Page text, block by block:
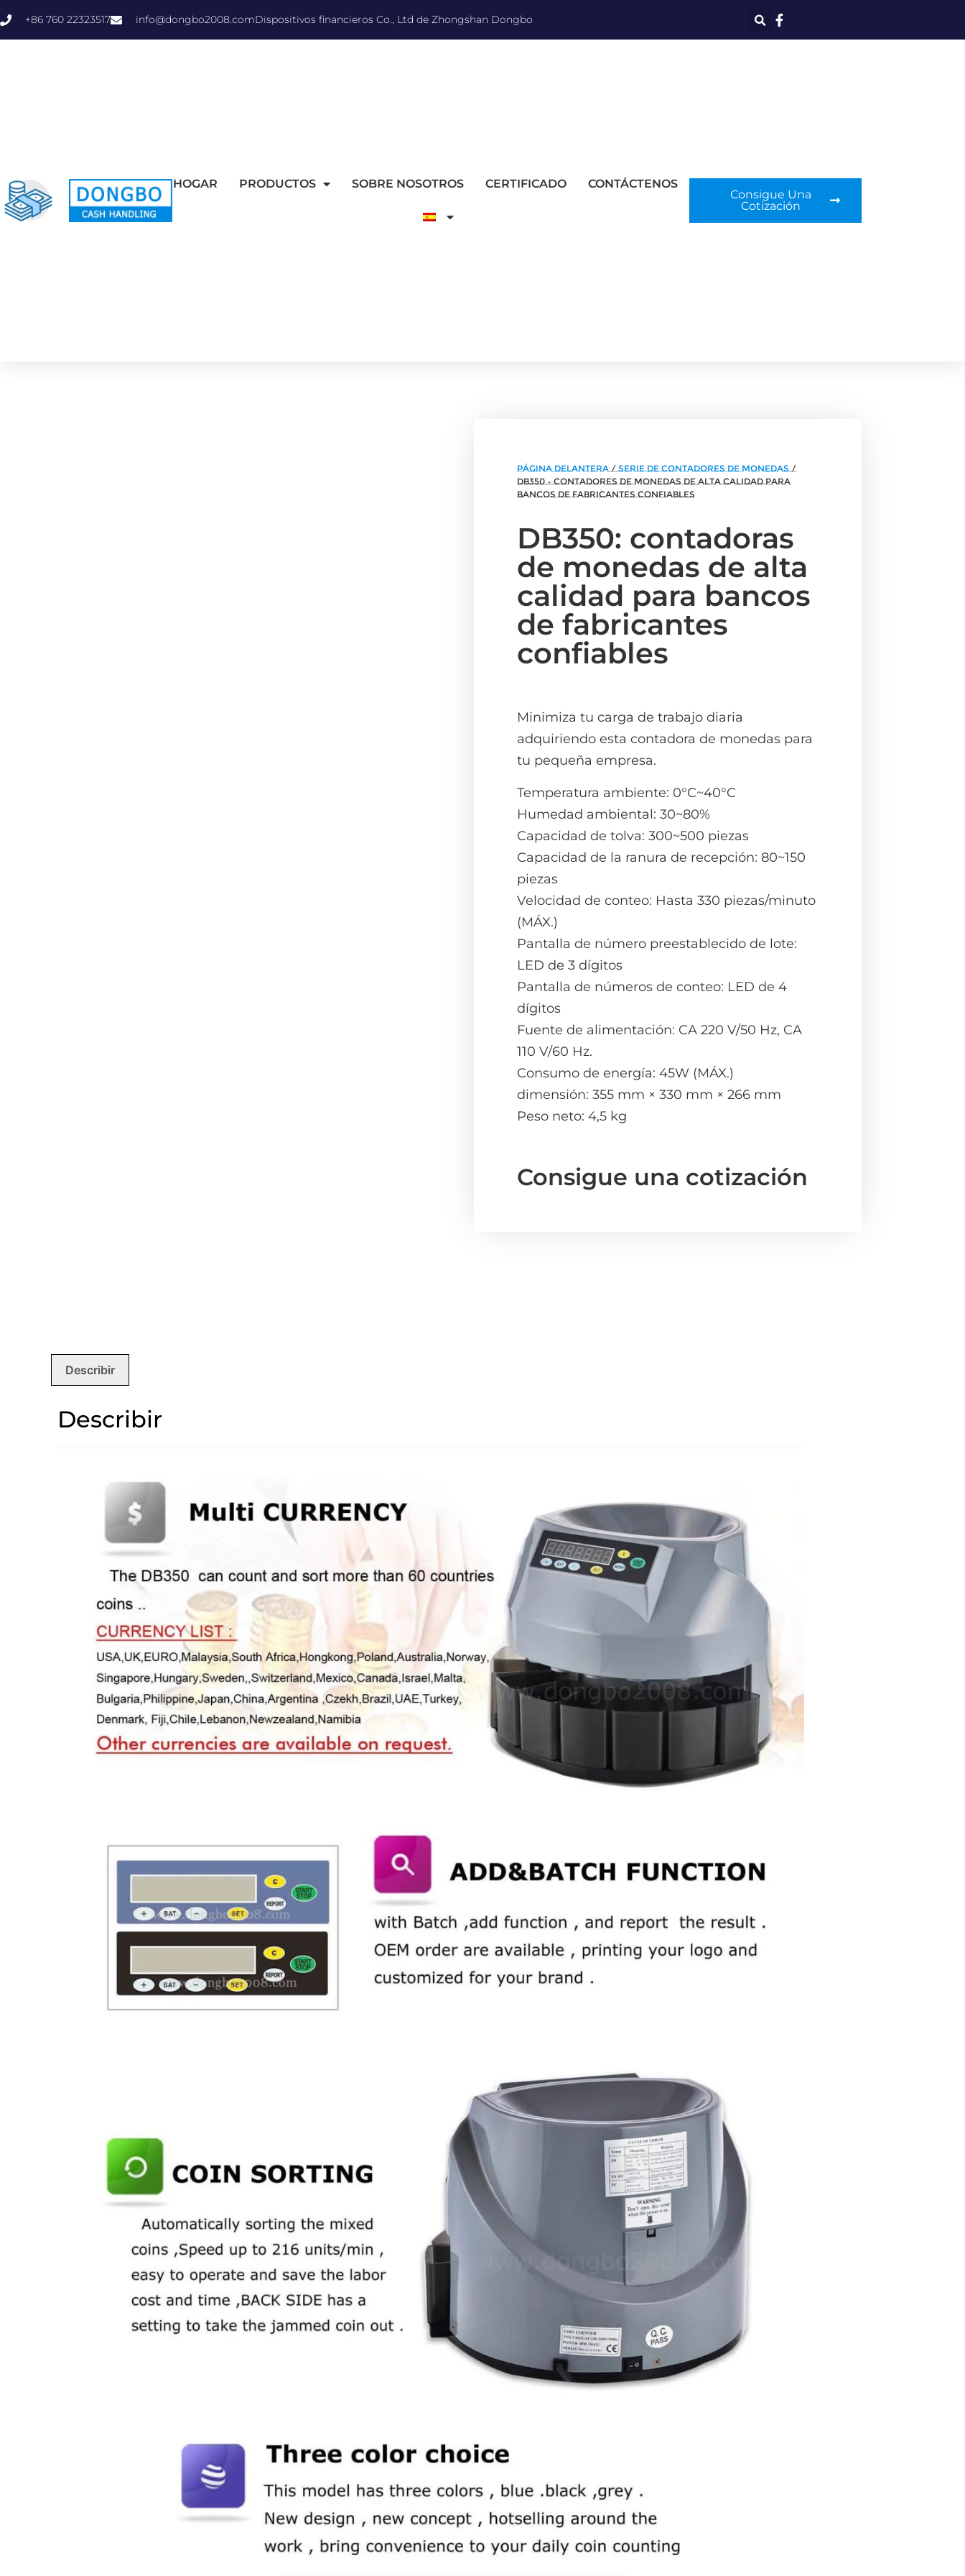
+86 760 22323517 info@dongbo2008.comDispositivos financieros Co., Ltd de Zhongshan Dongbo
HOGAR PRODUCTOS SOBRE NOSOTROS CERTIFICADO CONTÁCTENOS
Consigue Una
Cotización
página delantera/Serie de contadores de monedas/
DB350 – Contadores de monedas de alta calidad para
bancos de fabricantes confiables
DB350: contadoras
de monedas de alta
calidad para bancos
de fabricantes
confiables
Minimiza tu carga de trabajo diaria
adquiriendo esta contadora de monedas para
tu pequeña empresa.
Temperatura ambiente: 0°C~40°C
Humedad ambiental: 30~80%
Capacidad de tolva: 300~500 piezas
Capacidad de la ranura de recepción: 80~150
piezas
Velocidad de conteo: Hasta 330 piezas/minuto
(MÁX.)
Pantalla de número preestablecido de lote:
LED de 3 dígitos
Pantalla de números de conteo: LED de 4
dígitos
Fuente de alimentación: CA 220 V/50 Hz, CA
110 V/60 Hz.
Consumo de energía: 45W (MÁX.)
dimensión: 355 mm × 330 mm × 266 mm
Peso neto: 4,5 kg
Consigue una cotización
Describir
Describir